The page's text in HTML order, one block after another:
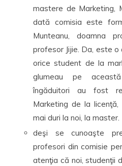
mastere de Marketing,
dată comisia este
Munteanu, doamna
profesor Jijie. Da, este
orice student de la
glumeau pe
îngăduitori au fost
Marketing de la
mai duri la noi, la master.
deşi se cunoaşte
profesori din comisie
atenţia că noi, studenţii